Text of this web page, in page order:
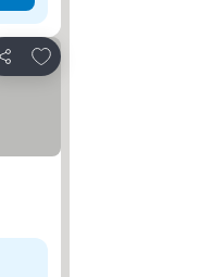
Partilhar
Adicionar aos favoritos